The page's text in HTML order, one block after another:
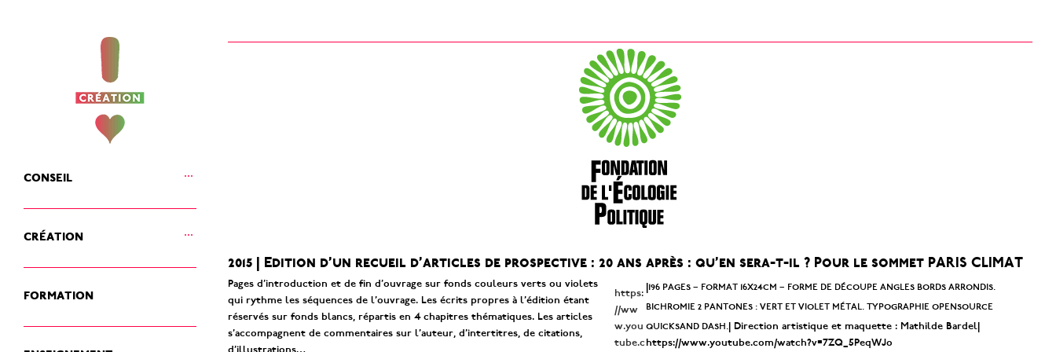
conseil
menu
création
menu
formation
2015 | Edition d’un recueil d’articles de prospective : 20 ans après : qu’en sera-t-il ? Pour le sommet PARIS CLIMAT
Pages d’introduction et de fin d’ouvrage sur fonds couleurs verts ou violets
qui rythme les séquences de l’ouvrage. Les écrits propres à l’édition étant
réservés sur fonds blancs, répartis en 4 chapitres thématiques. Les articles
s’accompagnent de commentaires sur l’auteur, d’intertitres, de citations,
196 pages – format 16x24cm – forme de découpe angles bords arrondis.
bichromie 2 pantones : vert et violet métal. typographie opensource
quicksand dash.
| Direction artistique et maquette : Mathilde Bardel|
https://www.youtube.com/watch?v=7ZQ_5PeqWJo
https:
//ww
w.you
tube.c